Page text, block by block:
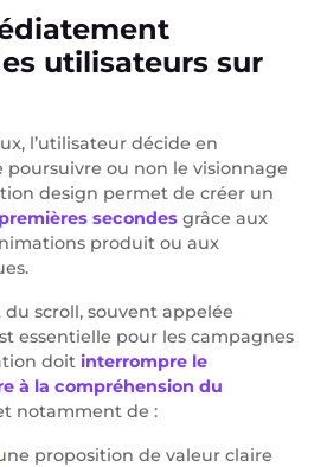
utilisateurs sur
l’utilisateur décide en
ou non le visionnage
design permet de créer un
secondes grâce aux
produit ou aux
scroll, souvent appelée
essentielle pour les campagnes
doit interrompre le
à la compréhension du
notamment de :
proposition de valeur claire